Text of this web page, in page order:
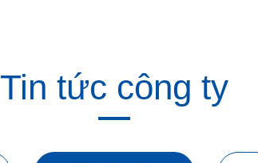
Tin tức công ty